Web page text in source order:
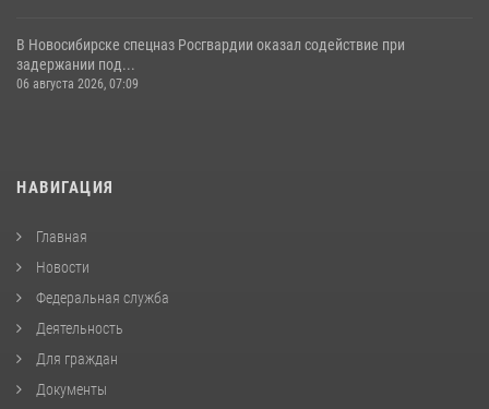
В Новосибирске спецназ Росгвардии оказал содействие при
задержании под...
06 августа 2026, 07:09
НАВИГАЦИЯ
Главная
Новости
Федеральная служба
Деятельность
Для граждан
Документы